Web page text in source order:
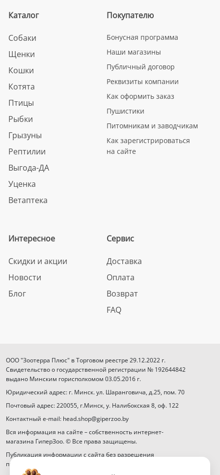
Каталог
Собаки
Щенки
Кошки
Котята
Птицы
Рыбки
Грызуны
Рептилии
Выгода-ДА
Уценка
Ветаптека
Покупателю
Бонусная программа
Наши магазины
Публичный договор
Реквизиты компании
Как оформить заказ
Пушистики
Питомникам и заводчикам
Как зарегистрироваться
на сайте
Интересное
Скидки и акции
Новости
Блог
Сервис
Доставка
Оплата
Возврат
FAQ
ООО "Зоотерра Плюс" в Торговом реестре 29.12.2022 г.
Свидетельство о государственной регистрации № 192644842
выдано Минским горисполкомом 03.05.2016 г.
Юридический адрес: г. Минск. ул. Шаранговича, д.25, пом. 70
Почтовый адрес: 220055, г.Минск, у. Налибокская 8, оф. 122
Контактный e-mail: head.shop@giperzoo.by
Вся информация на сайте – собственность интернет-
магазина ГиперЗоо. © Все права защищены.
Публикация информации с сайта без разрешения
правообладателя запрещена.